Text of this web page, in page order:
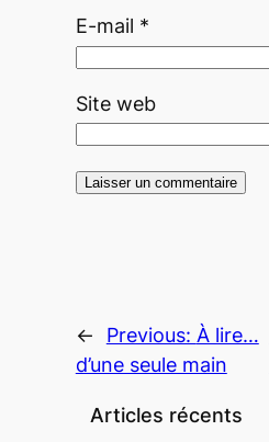
E-mail *
Site web
← Previous: À lire…
d’une seule main
Articles récents